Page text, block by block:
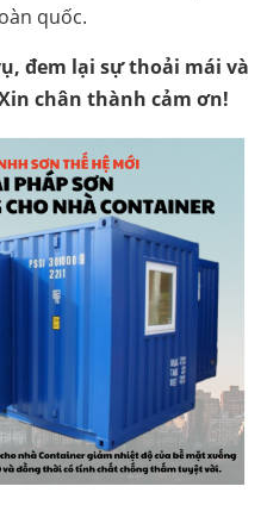
quốc.
đem lại sự thoải mái và
chân thành cảm ơn!